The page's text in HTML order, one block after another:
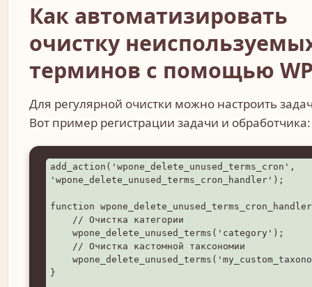
Как автоматизировать
очистку
терминов с помощью
Для регулярной очистки можно настроить
Вот пример регистрации задачи и обработчика:
add_action('wpone_delete_unused_terms_cron',
'wpone_delete_unused_terms_cron_handler');
function
}